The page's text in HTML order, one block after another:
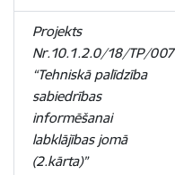
Projekts
Nr.10.1.2.0/18/TP/007
“Tehniskā palīdzība
sabiedrības
informēšanai
labklājības jomā
(2.kārta)”